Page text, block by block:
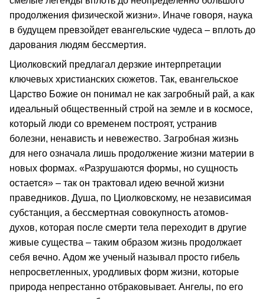
продолжения физической жизни». Иначе говоря, наука
в будущем превзойдет евангельские чудеса – вплоть до
дарования людям бессмертия.
Циолковский предлагал дерзкие интерпретации
ключевых христианских сюжетов. Так, евангельское
Царство Божие он понимал не как загробный рай, а как
идеальный общественный строй на земле и в космосе,
который люди со временем построят, устранив
болезни, ненависть и невежество. Загробная жизнь
для него означала лишь продолжение жизни материи в
новых формах. «Разрушаются формы, но сущность
остается» – так он трактовал идею вечной жизни
праведников. Душа, по Циолковскому, не независимая
субстанция, а бессмертная совокупность атомов-
духов, которая после смерти тела переходит в другие
живые существа – таким образом жизнь продолжает
себя вечно. Адом же ученый называл просто гибель
непросветленных, уродливых форм жизни, которые
природа непрестанно отбраковывает. Ангелы, по его